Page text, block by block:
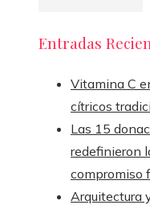
Entradas
Vitamina C
cítricos
Las 15
redefinieron
compromiso
Arquitectura